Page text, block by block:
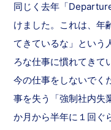
同じく去年「
けました。これは、年
てきているな」という
ろな仕事に慣れてきて
今の仕事をしないでく
事を失う「強制社内失
か月から半年に１回ぐ